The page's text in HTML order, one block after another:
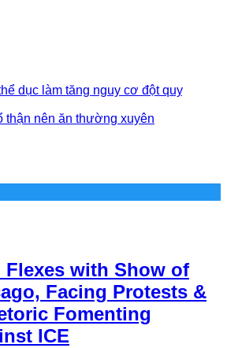
dục làm tăng nguy cơ đột quỵ
thận nên ăn thường xuyên
Flexes with Show of
Facing Protests &
Fomenting
ICE